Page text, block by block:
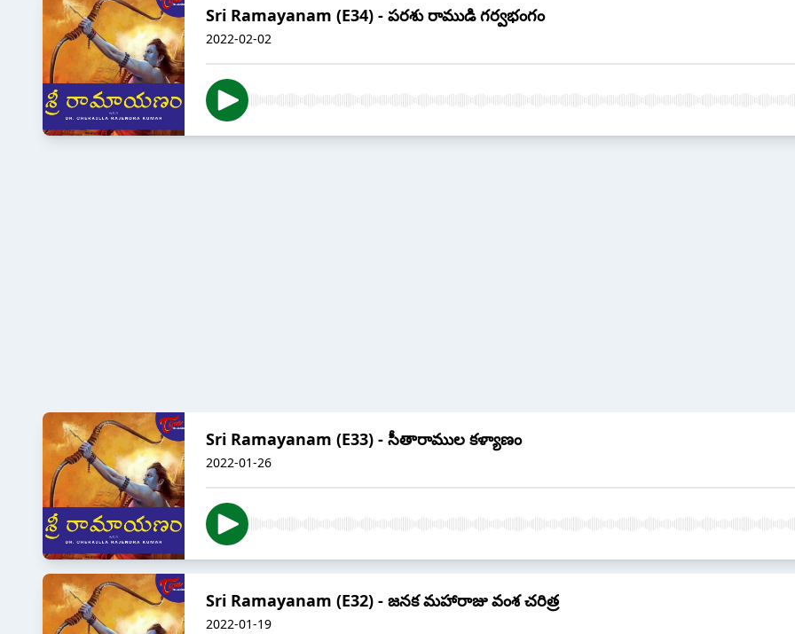
Sri Ramayanam (E34) - పరశు రాముడి గర్వభంగం
2022-02-02
Sri Ramayanam (E33) - సీతారాముల కళ్యాణం
2022-01-26
Sri Ramayanam (E32) - జనక మహారాజు వంశ చరిత్ర
2022-01-19